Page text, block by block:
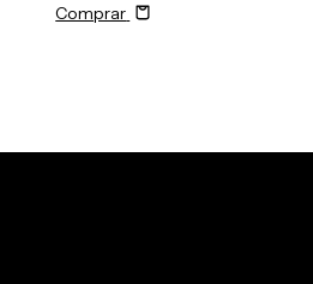
Comprar